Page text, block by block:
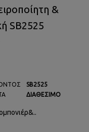
&
SB2525
SB2525
ΔΙΑΘΈΣΙΜΟ